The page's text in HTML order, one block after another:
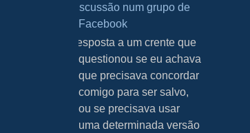
Discussão num grupo de
Facebook
Resposta a um crente que
questionou se eu achava
que precisava concordar
comigo para ser salvo,
ou se precisava usar
uma determinada versão